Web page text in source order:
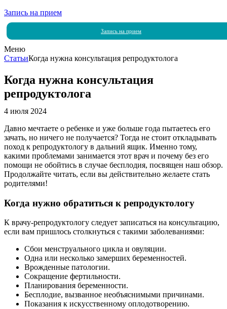
Запись на прием
Запись на прием
Меню
СтатьиКогда нужна консультация репродуктолога
Когда нужна консультация
репродуктолога
4 июля 2024
Давно мечтаете о ребенке и уже больше года пытаетесь его
зачать, но ничего не получается? Тогда не стоит откладывать
поход к репродуктологу в дальний ящик. Именно тому,
какими проблемами занимается этот врач и почему без его
помощи не обойтись в случае бесплодия, посвящен наш обзор.
Продолжайте читать, если вы действительно желаете стать
родителями!
Когда нужно обратиться к репродуктологу
К врачу-репродуктологу следует записаться на консультацию,
если вам пришлось столкнуться с такими заболеваниями:
Сбои менструального цикла и овуляции.
Одна или несколько замерших беременностей.
Врожденные патологии.
Сокращение фертильности.
Планирования беременности.
Бесплодие, вызванное необъяснимыми причинами.
Показания к искусственному оплодотворению.